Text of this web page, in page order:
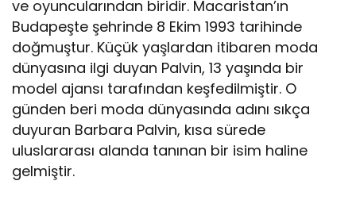
ve oyuncularından biridir. Macaristan’ın
Budapeşte şehrinde 8 Ekim 1993 tarihinde
doğmuştur. Küçük yaşlardan itibaren moda
dünyasına ilgi duyan Palvin, 13 yaşında bir
model ajansı tarafından keşfedilmiştir. O
günden beri moda dünyasında adını sıkça
duyuran Barbara Palvin, kısa sürede
uluslararası alanda tanınan bir isim haline
gelmiştir.